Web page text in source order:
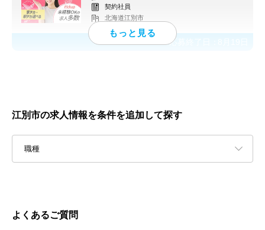
契約社員
北海道江別市
応募終了日：
江別市の求人情報を条件を追加して探す
職種
よくあるご質問